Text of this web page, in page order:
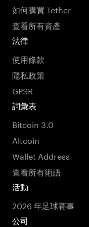
如何購買 Tether
查看所有資產
法律
使用條款
隱私政策
GPSR
詞彙表
Bitcoin 3.0
Altcoin
Wallet Address
查看所有術語
活動
2026 年足球賽事
公司